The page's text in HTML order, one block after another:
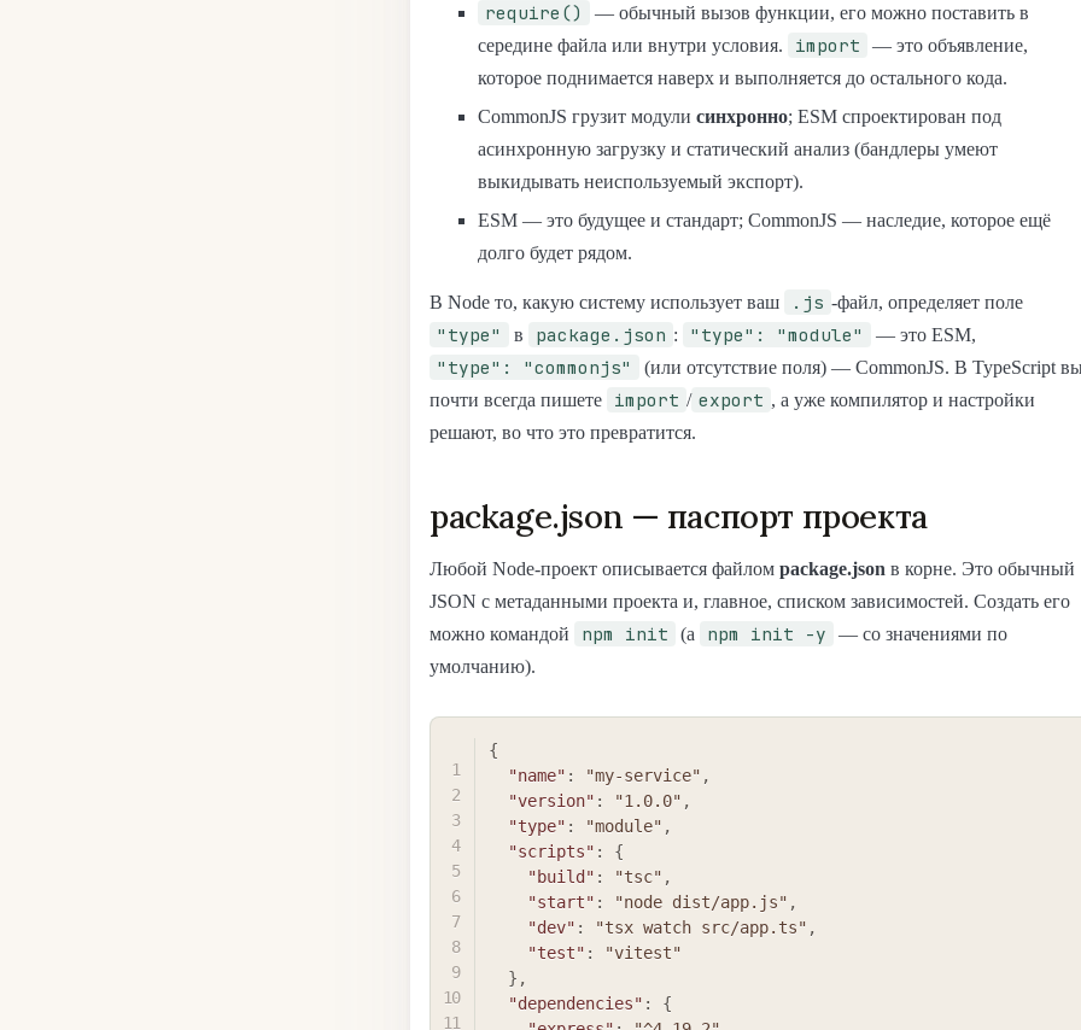
require()
— обычный вызов функции, его можно поставить в
середине файла или внутри условия.
import
— это объявление,
которое поднимается наверх и выполняется до остального кода.
CommonJS грузит модули синхронно; ESM спроектирован под
асинхронную загрузку и статический анализ (бандлеры умеют
выкидывать неиспользуемый экспорт).
ESM — это будущее и стандарт; CommonJS — наследие, которое ещё
долго будет рядом.
В Node то, какую систему использует ваш .js -файл, определяет поле
"type" в package.json : "type": "module" — это ESM,
"type": "commonjs"
(или отсутствие поля) — CommonJS. В TypeScript
почти всегда пишете
import / export , а уже компилятор и настройки
решают, во что это превратится.
package.json — паспорт проекта
Любой Node-проект описывается файлом package.json в корне. Это обычный
JSON с метаданными проекта и, главное, списком зависимостей. Создать его
можно командой
npm init (а npm init -y
— со значениями по
умолчанию).
{
"name" : "my-service" ,
"version" : "1.0.0" ,
"type" : "module" ,
"scripts" :
{
"build" : "tsc" ,
"start" : "node dist/app.js" ,
"dev" : "tsx watch src/app.ts" ,
"test" :
"vitest"
} ,
"dependencies" :
{